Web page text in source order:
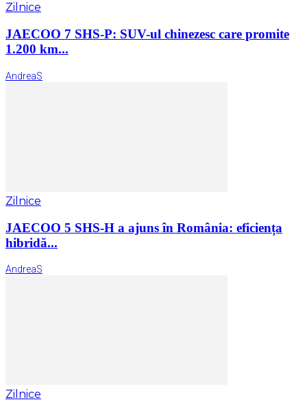
Zilnice
JAECOO 7 SHS-P: SUV-ul chinezesc care promite
1.200 km...
AndreaS
Zilnice
JAECOO 5 SHS-H a ajuns în România: eficiența
hibridă...
AndreaS
Zilnice